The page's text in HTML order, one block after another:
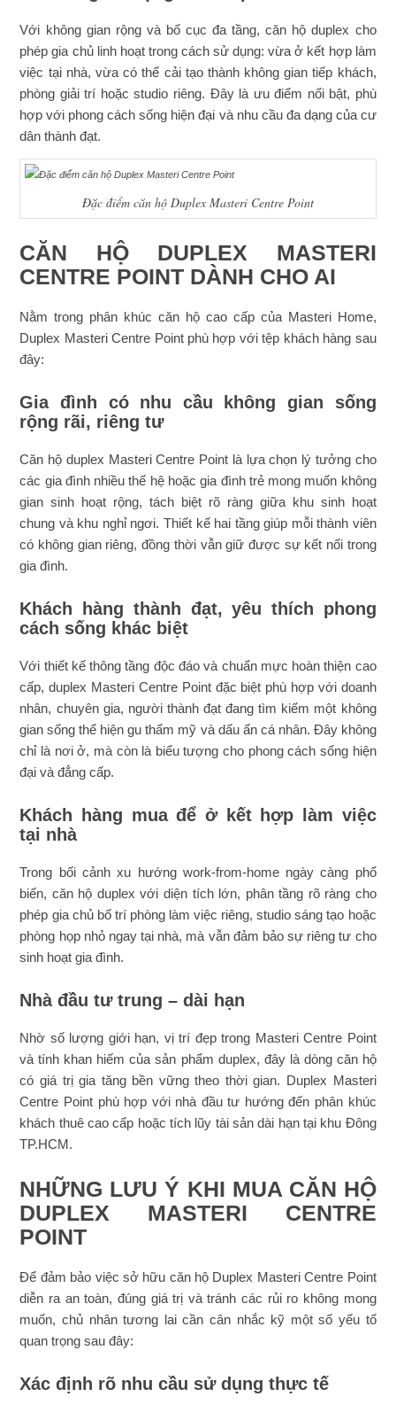
Với không gian rộng và bố cục đa tầng, căn hộ duplex cho
phép gia chủ linh hoạt trong cách sử dụng: vừa ở kết hợp làm
việc tại nhà, vừa có thể cải tạo thành không gian tiếp khách,
phòng giải trí hoặc studio riêng. Đây là ưu điểm nổi bật, phù
hợp với phong cách sống hiện đại và nhu cầu đa dạng của cư
dân thành đạt.
Đặc điểm căn hộ Duplex Masteri Centre Point
CĂN HỘ DUPLEX MASTERI
CENTRE POINT DÀNH CHO AI
Nằm trong phân khúc căn hộ cao cấp của Masteri Home,
Duplex Masteri Centre Point phù hợp với tệp khách hàng sau
đây:
Gia đình có nhu cầu không gian sống
rộng rãi, riêng tư
Căn hộ duplex Masteri Centre Point là lựa chọn lý tưởng cho
các gia đình nhiều thế hệ hoặc gia đình trẻ mong muốn không
gian sinh hoạt rộng, tách biệt rõ ràng giữa khu sinh hoạt
chung và khu nghỉ ngơi. Thiết kế hai tầng giúp mỗi thành viên
có không gian riêng, đồng thời vẫn giữ được sự kết nối trong
gia đình.
Khách hàng thành đạt, yêu thích phong
cách sống khác biệt
Với thiết kế thông tầng độc đáo và chuẩn mực hoàn thiện cao
cấp, duplex Masteri Centre Point đặc biệt phù hợp với doanh
nhân, chuyên gia, người thành đạt đang tìm kiếm một không
gian sống thể hiện gu thẩm mỹ và dấu ấn cá nhân. Đây không
chỉ là nơi ở, mà còn là biểu tượng cho phong cách sống hiện
đại và đẳng cấp.
Khách hàng mua để ở kết hợp làm việc
tại nhà
Trong bối cảnh xu hướng work-from-home ngày càng phổ
biến, căn hộ duplex với diện tích lớn, phân tầng rõ ràng cho
phép gia chủ bố trí phòng làm việc riêng, studio sáng tạo hoặc
phòng họp nhỏ ngay tại nhà, mà vẫn đảm bảo sự riêng tư cho
sinh hoạt gia đình.
Nhà đầu tư trung – dài hạn
Nhờ số lượng giới hạn, vị trí đẹp trong Masteri Centre Point
và tính khan hiếm của sản phẩm duplex, đây là dòng căn hộ
có giá trị gia tăng bền vững theo thời gian. Duplex Masteri
Centre Point phù hợp với nhà đầu tư hướng đến phân khúc
khách thuê cao cấp hoặc tích lũy tài sản dài hạn tại khu Đông
TP.HCM.
NHỮNG LƯU Ý KHI MUA CĂN HỘ
DUPLEX MASTERI CENTRE
POINT
Để đảm bảo việc sở hữu căn hộ Duplex Masteri Centre Point
diễn ra an toàn, đúng giá trị và tránh các rủi ro không mong
muốn, chủ nhân tương lai cần cân nhắc kỹ một số yếu tố
quan trọng sau đây:
Xác định rõ nhu cầu sử dụng thực tế